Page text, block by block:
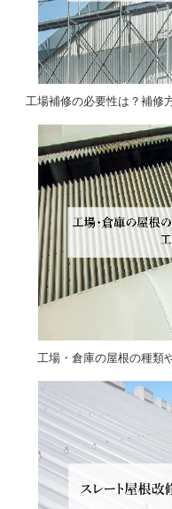
工場補修の必要性は？補修
工場・倉庫の屋根の種類